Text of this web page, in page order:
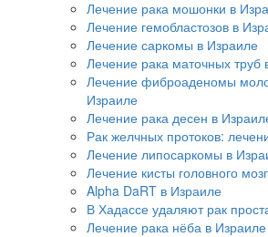
Лечение рака мошонки в
Лечение гемобластозов в
Лечение саркомы в Израиле
Лечение рака маточных труб
Лечение фиброаденомы
Израиле
Лечение рака десен в
Рак желчных протоков:
Лечение липосаркомы в
Лечение кисты головного
Alpha DaRT в Израиле
В Хадассе удаляют рак
Лечение рака нёба в Израиле